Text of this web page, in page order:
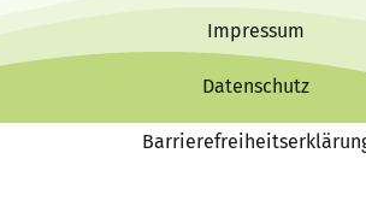
Impressum
Datenschutz